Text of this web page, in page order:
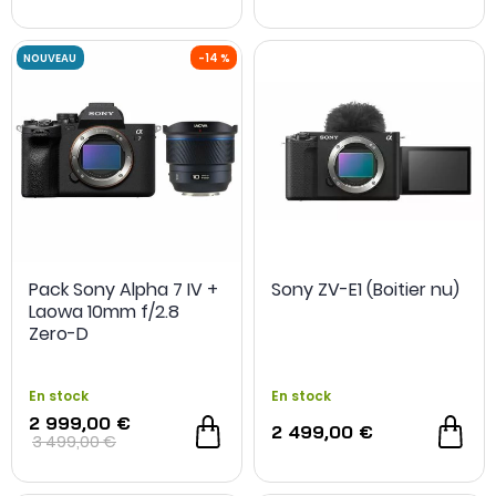
Pack Sony Alpha 7 IV +
Laowa 10mm f/2.8
Zero-D
En stock
2 999,00 €
3 499,00 €
Sony ZV-E1 (Boitier nu)
En stock
2 499,00 €